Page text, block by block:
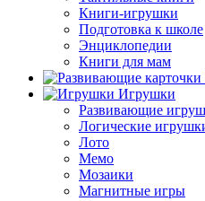
Книги-игрушки
Подготовка к школе
Энциклопедии
Книги для мам
Игрушки
Развивающие
Логические
Лото
Мемо
Мозаики
Магнитные игры